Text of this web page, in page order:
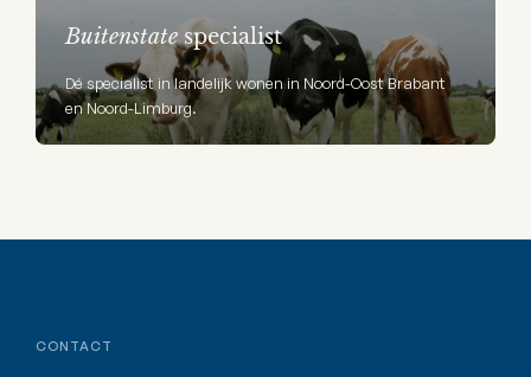
Buitenstatespecialist
Dé specialist in landelijk wonen in Noord-Oost Brabant
en Noord-Limburg.
CONTACT